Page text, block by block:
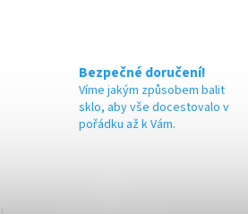
Bezpečné doručení!
Víme jakým způsobem balit
sklo, aby vše docestovalo v
pořádku až k Vám.